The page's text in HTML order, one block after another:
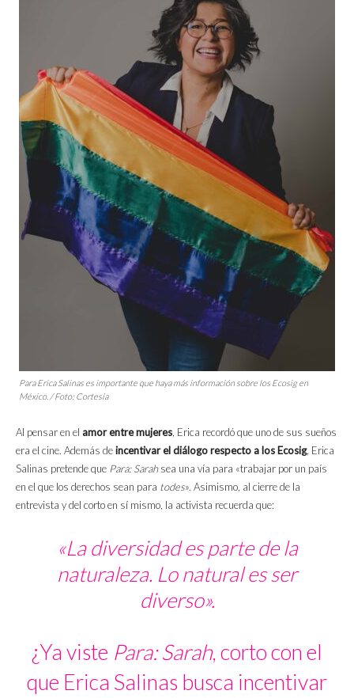
Para Erica Salinas es importante que haya más información sobre los Ecosig en
México. / Foto: Cortesía
Al pensar en el amor entre mujeres, Erica recordó que uno de sus sueños
era el cine. Además deincentivar el diálogo respecto a los Ecosig, Erica
Salinas pretende que Para: Sarahsea una vía para «trabajar por un país
en el que los derechos sean para todes». Asimismo, al cierre de la
entrevista y del corto en sí mismo, la activista recuerda que:
«La diversidad es parte de la
naturaleza. Lo natural es ser
diverso».
¿Ya viste Para: Sarah, corto con el
que Erica Salinas busca incentivar